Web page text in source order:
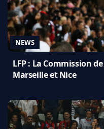
NEWS
LFP : La Commission
Marseille et Nice